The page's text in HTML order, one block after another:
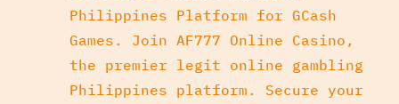
Philippines Platform for GCash
Games. Join AF777 Online Casino,
the premier legit online gambling
Philippines platform. Secure your